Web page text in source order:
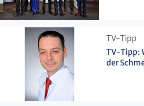
​TV-Tipp
TV-Tipp:
der